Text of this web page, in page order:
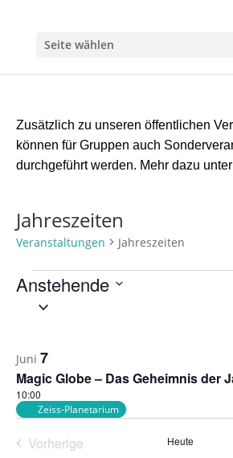
Seite wählen
Zusätzlich zu unseren öffentlichen
können für Gruppen auch
durchgeführt werden. Mehr dazu unter
Jahreszeiten
Veranstaltungen Jahreszeiten
Veranstaltungen
Anstehende
Datum
of
Veranstaltungen
in
Photo
View
Juni 7
Magic Globe – Das Geheimnis der
10:00
Zeiss-Planetarium
Vorherige
Heute